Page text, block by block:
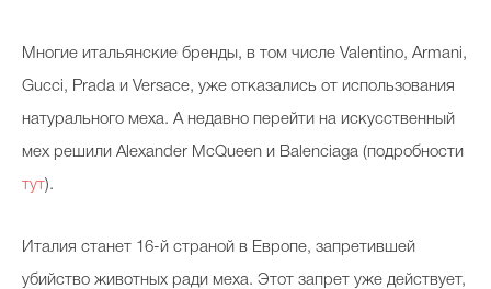
Многие итальянские бренды, в том числе Valentino, Armani,
Gucci, Prada и Versace, уже отказались от использования
натурального меха. А недавно перейти на искусственный
мех решили Alexander McQueen и Balenciaga (подробности
тут).
Италия станет 16-й страной в Европе, запретившей
убийство животных ради меха. Этот запрет уже действует,